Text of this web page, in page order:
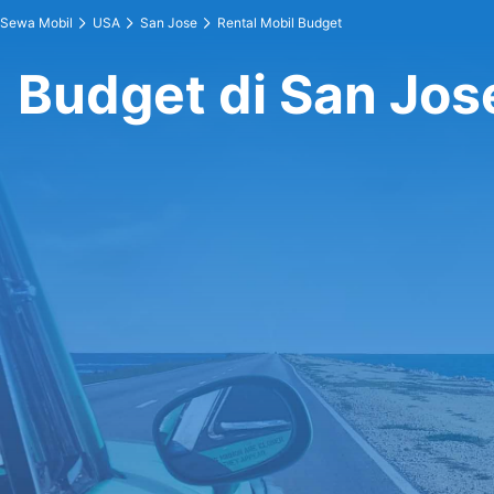
Sewa Mobil USA San Jose Rental Mobil Budget
Budget di San